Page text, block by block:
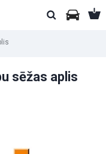
sēžas aplis